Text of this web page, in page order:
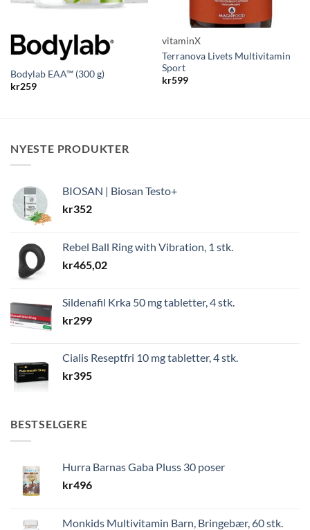
Bodylab EAA™ (300 g)
kr259
vitaminX
Terranova Livets Multivitamin
Sport
kr599
NYESTE PRODUKTER
BIOSAN | Biosan Testo+
kr352
Rebel Ball Ring with Vibration, 1 stk.
kr465,02
Sildenafil Krka 50 mg tabletter, 4 stk.
kr299
Cialis Reseptfri 10 mg tabletter, 4 stk.
kr395
BESTSELGERE
Hurra Barnas Gaba Pluss 30 poser
kr496
Monkids Multivitamin Barn, Bringebær, 60 stk.